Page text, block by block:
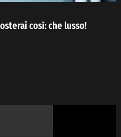
così: che lusso!